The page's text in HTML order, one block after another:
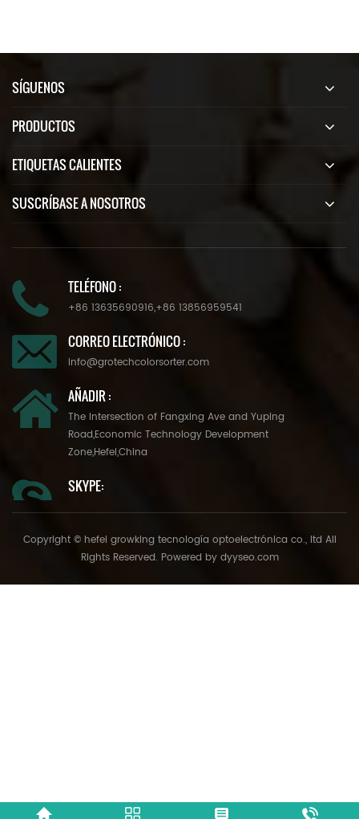
SÍGUENOS
PRODUCTOS
ETIQUETAS CALIENTES
SUSCRÍBASE A NOSOTROS
TELÉFONO :
+86 13635690916,+86 13856959541
CORREO ELECTRÓNICO :
info@grotechcolorsorter.com
AÑADIR :
The Intersection of Fangxing Ave and Yuping
Road,Economic Technology Development
Zone,Hefei,China
SKYPE:
Copyright © hefei growking tecnología optoelectrónica co., ltd All
Rights Reserved. Powered by dyyseo.com